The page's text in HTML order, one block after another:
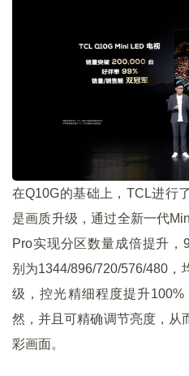
在Q10G的基础上，TCL进行
是画质升级，通过全新一代
Pro实现分区数量成倍提升，
别为1344/896/720/576/480，
级，控光精细程度提升
然，并且可精确调节亮度，从
彩画面。